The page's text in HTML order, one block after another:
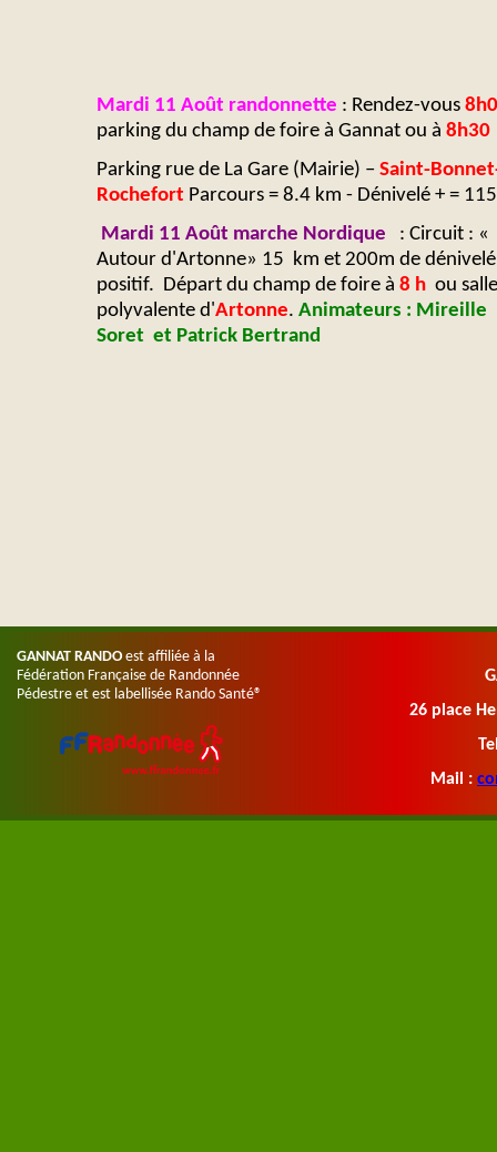
26 place
Mail :
GANNAT RANDOest affiliée à la
Fédération Française de Randonnée
Pédestre et est labellisée Rando Santé®
Mardi 11 Août randonnette : Rendez-vous
parking du champ de foire à Gannat ou à 8h30
Parking rue de La Gare (Mairie) – Saint-
Rochefort Parcours = 8.4 km - Dénivelé + =
Mardi 11 Août marche Nordique : Circuit : «
Autour d'Artonne» 15 km et 200m de dénivelé
positif. Départ du champ de foire à 8 h ou salle
polyvalente d'Artonne. Animateurs : Mireille
Soret et Patrick Bertrand